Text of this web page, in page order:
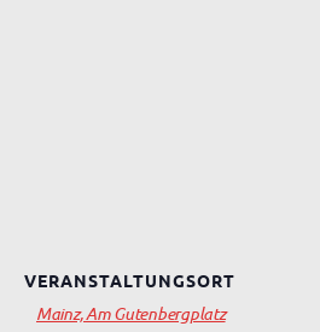
VERANSTALTUNGSORT
Mainz, Am Gutenbergplatz